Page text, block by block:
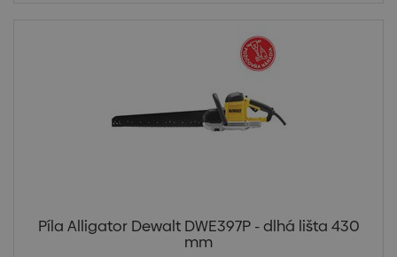
Píla Alligator Dewalt DWE397P - dlhá lišta 430
mm